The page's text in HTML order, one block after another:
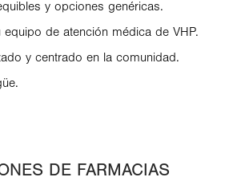
y opciones genéricas.
de atención médica de VHP.
y centrado en la comunidad.
DE FARMACIAS